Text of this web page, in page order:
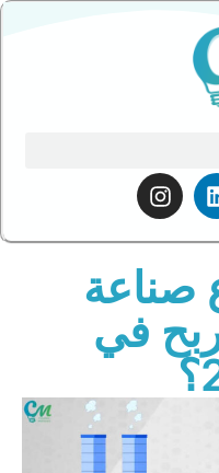
في